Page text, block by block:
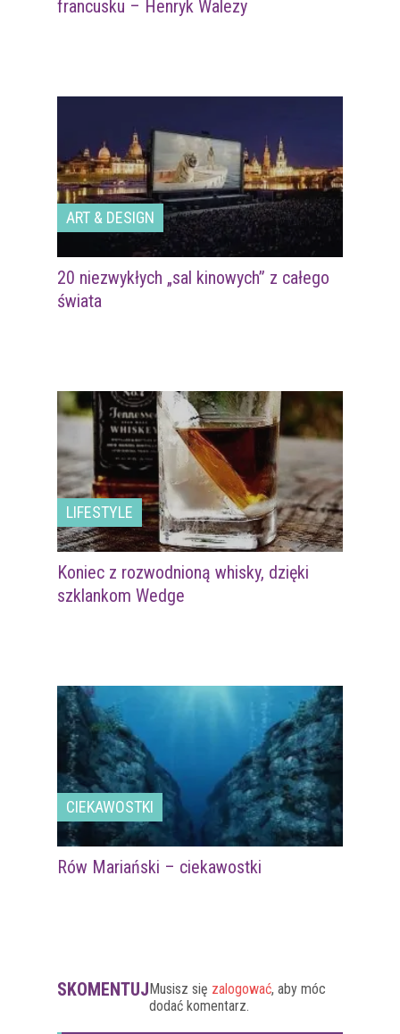
francusku – Henryk Walezy
ART & DESIGN
20 niezwykłych „sal kinowych” z całego
świata
LIFESTYLE
Koniec z rozwodnioną whisky, dzięki
szklankom Wedge
CIEKAWOSTKI
Rów Mariański – ciekawostki
SKOMENTUJMusisz się zalogować, aby móc
dodać komentarz.